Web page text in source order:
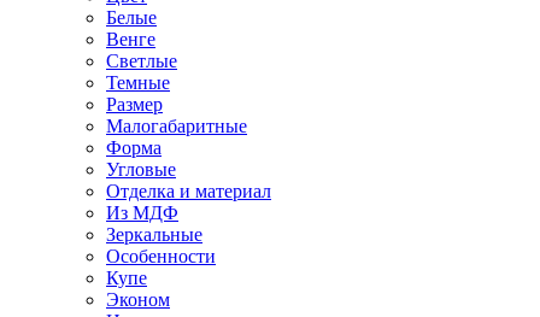
Белые
Венге
Светлые
Темные
Размер
Малогабаритные
Форма
Угловые
Отделка и материал
Из МДФ
Зеркальные
Особенности
Купе
Эконом